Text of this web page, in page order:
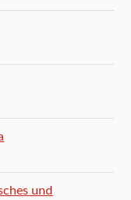
und